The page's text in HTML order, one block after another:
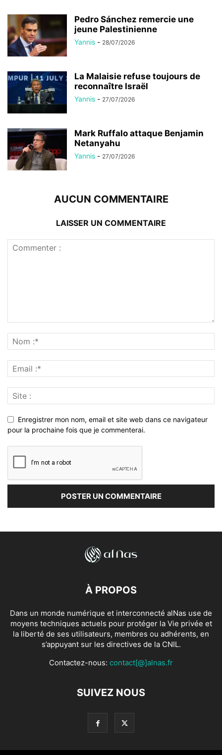
Pedro Sánchez remercie une
jeune Palestinienne
Yannis - 28/07/2026
La Malaisie refuse toujours de
reconnaître Israël
Yannis - 27/07/2026
Mark Ruffalo attaque Benjamin
Netanyahu
Yannis - 27/07/2026
AUCUN COMMENTAIRE
LAISSER UN COMMENTAIRE
Enregistrer mon nom, email et site web dans ce navigateur
pour la prochaine fois que je commenterai.
À PROPOS
Dans un monde numérique et interconnecté alNas use de
moyens techniques actuels pour protéger la Vie privée et
la liberté de ses utilisateurs, membres ou adhérents, en
s’appuyant sur les directives de la CNIL.
Contactez-nous: contact[@]alnas.fr
SUIVEZ NOUS